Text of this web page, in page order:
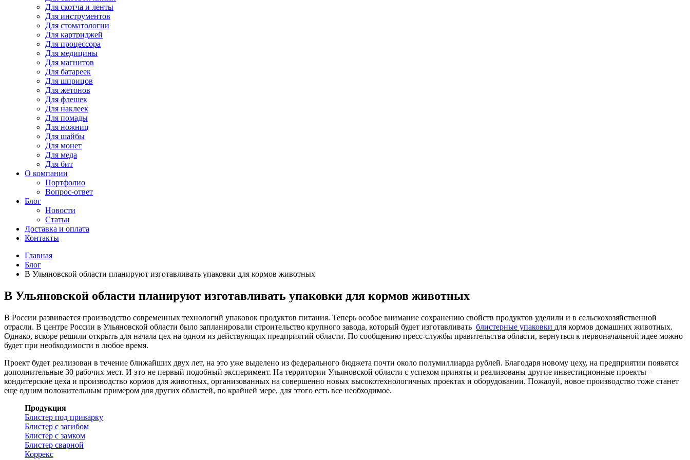
Для скотча и ленты
Для инструментов
Для стоматологии
Для картриджей
Для процессора
Для медицины
Для магнитов
Для батареек
Для шприцов
Для жетонов
Для флешек
Для наклеек
Для помады
Для ножниц
Для шайбы
Для монет
Для меда
Для бит
О компании
Портфолио
Вопрос-ответ
Блог
Новости
Статьи
Доставка и оплата
Контакты
Главная
Блог
В Ульяновской области планируют изготавливать упаковки для кормов животных
В Ульяновской области планируют изготавливать упаковки для кормов животных
В России развивается производство современных технологий упаковок продуктов питания. Теперь особое внимание сохранению свойств продуктов уделили и в сельскохозяйственной
отрасли. В центре России в Ульяновской области было запланировали строительство крупного завода, который будет изготавливать блистерные упаковки для кормов домашних животных.
Однако, вскоре решили открыть для начала цех на одном из действующих предприятий области. По сообщению пресс-службы правительства области, вернуться к первоначальной идее можно
будет при необходимости в любое время.
Проект будет реализован в течение ближайших двух лет, на это уже выделено из федерального бюджета почти около полумиллиарда рублей. Благодаря новому цеху, на предприятии появятся
дополнительные 30 рабочих мест. И это не первый подобный эксперимент. На территории Ульяновской области с успехом приняты и реализованы другие инвестиционные проекты –
кондитерские цеха и производство кормов для животных, организованных на совершенно новых высокотехнологичных проектах и оборудовании. Пожалуй, новое производство тоже станет
еще одним положительным примером для других областей, по крайней мере, для этого есть все необходимое.
Продукция
Блистер под приварку
Блистер с загибом
Блистер с замком
Блистер сварной
Коррекс